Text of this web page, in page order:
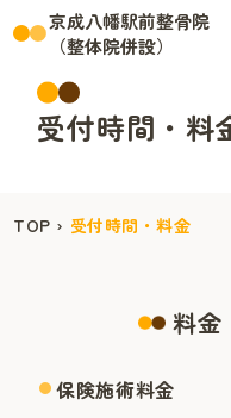
京成八幡駅前整骨院
（整体院併設）
受付時間・料
TOP › 受付時間・料金
料金
保険施術料金